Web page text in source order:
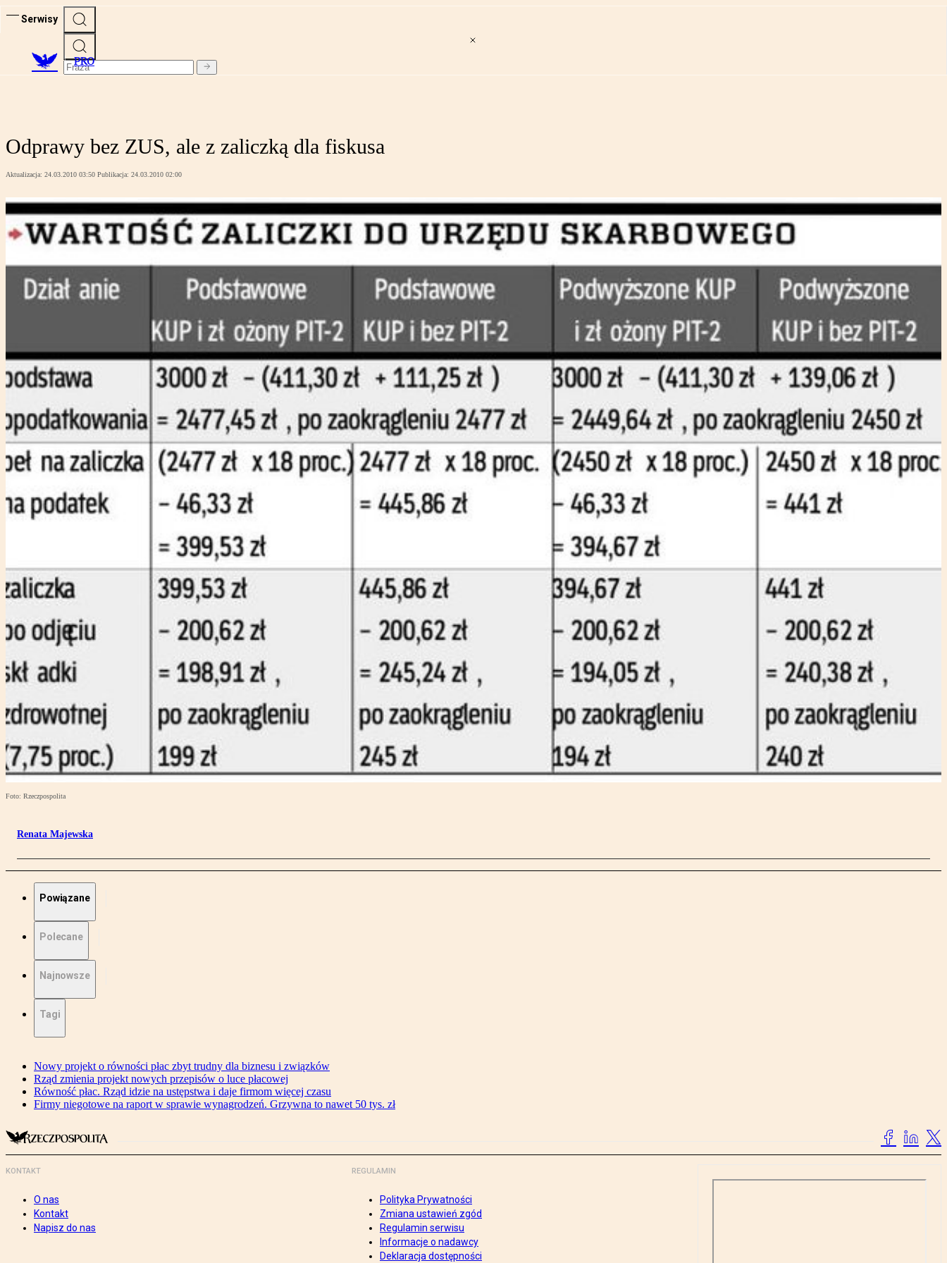
Serwisy
PRO
Odprawy bez ZUS, ale z zaliczką dla fiskusa
Aktualizacja: 24.03.2010 03:50 Publikacja: 24.03.2010 02:00
Foto: Rzeczpospolita
Renata Majewska
Powiązane
Polecane
Najnowsze
Tagi
Nowy projekt o równości płac zbyt trudny dla biznesu i związków
Rząd zmienia projekt nowych przepisów o luce płacowej
Równość płac. Rząd idzie na ustępstwa i daje firmom więcej czasu
Firmy niegotowe na raport w sprawie wynagrodzeń. Grzywna to nawet 50 tys. zł
KONTAKT
O nas
Kontakt
Napisz do nas
REGULAMIN
Polityka Prywatności
Zmiana ustawień zgód
Regulamin serwisu
Informacje o nadawcy
Deklaracja dostępności